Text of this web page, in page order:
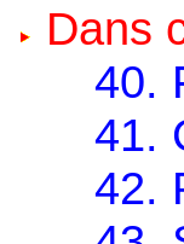
Dans
40.
41.
42.